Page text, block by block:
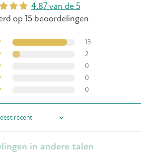
4.87 van de 5
op 15 beoordelingen
13
2
0
0
0
by
in andere talen